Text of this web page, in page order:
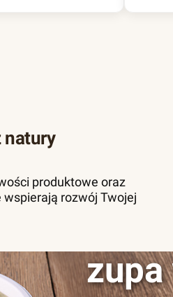
natury
produktowe oraz
rozwój Twojej